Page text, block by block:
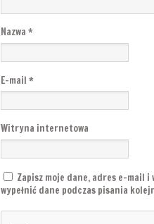
Nazwa *
E-mail *
Witryna internetowa
Zapisz moje dane, adres e-mail
wypełnić dane podczas pisania